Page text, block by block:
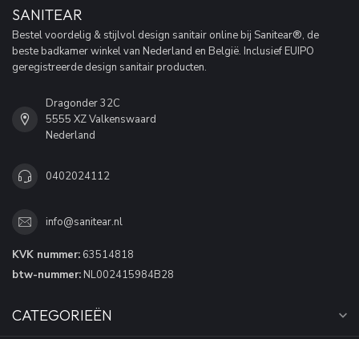
SANITEAR
Bestel voordelig & stijlvol design sanitair online bij Sanitear®, de
beste badkamer winkel van Nederland en België. Inclusief EUIPO
geregistreerde design sanitair producten.
Dragonder 32C
5555 XZ Valkenswaard
Nederland
0402024112
info@sanitear.nl
KVK nummer: 63514818
btw-nummer: NL002415984B28
CATEGORIEËN